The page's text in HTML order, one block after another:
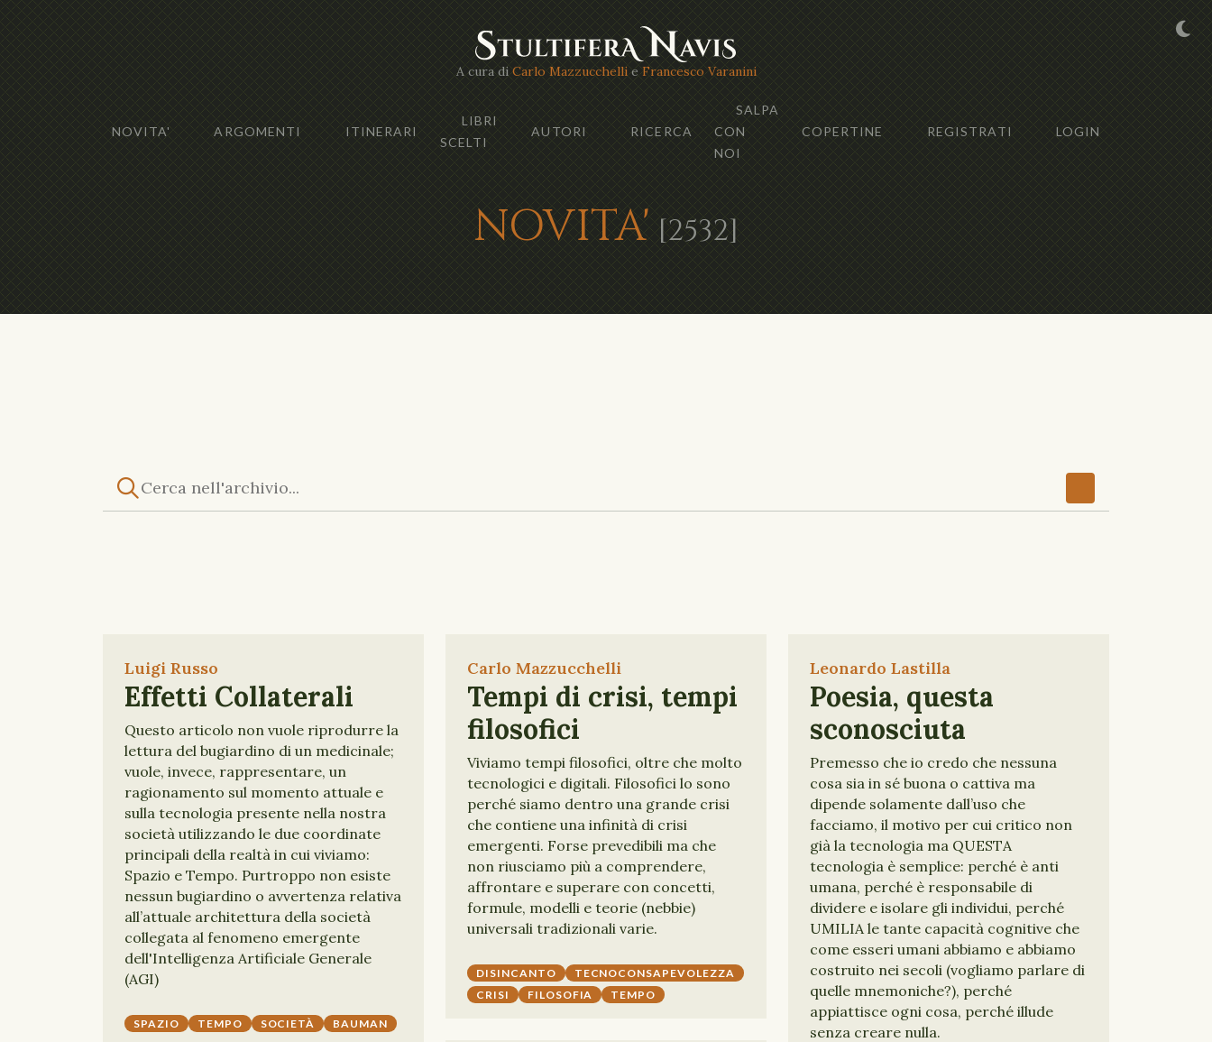
A cura di Carlo Mazzucchellie Francesco Varanini
NOVITA' ARGOMENTI ITINERARI
LIBRI
SCELTI
AUTORI RICERCA
SALPA
CON
NOI
COPERTINE REGISTRATI LOGIN
NOVITA' [2532]
Luigi Russo
Effetti Collaterali
Questo articolo non vuole riprodurre la
lettura del bugiardino di un medicinale;
vuole, invece, rappresentare, un
ragionamento sul momento attuale e
sulla tecnologia presente nella nostra
società utilizzando le due coordinate
principali della realtà in cui viviamo:
Spazio e Tempo. Purtroppo non esiste
nessun bugiardino o avvertenza relativa
all’attuale architettura della società
collegata al fenomeno emergente
dell'Intelligenza Artificiale Generale
(AGI)
SPAZIO TEMPO SOCIETÀ BAUMAN
Carlo Mazzucchelli
Tempi di crisi, tempi
filosofici
Viviamo tempi filosofici, oltre che molto
tecnologici e digitali. Filosofici lo sono
perché siamo dentro una grande crisi
che contiene una infinità di crisi
emergenti. Forse prevedibili ma che
non riusciamo più a comprendere,
affrontare e superare con concetti,
formule, modelli e teorie (nebbie)
universali tradizionali varie.
DISINCANTO
TECNOCONSAPEVOLEZZA
CRISI
FILOSOFIA TEMPO
Leonardo Lastilla
Poesia, questa
sconosciuta
Premesso che io credo che nessuna
cosa sia in sé buona o cattiva ma
dipende solamente dall’uso che
facciamo, il motivo per cui critico non
già la tecnologia ma QUESTA
tecnologia è semplice: perché è anti
umana, perché è responsabile di
dividere e isolare gli individui, perché
UMILIA le tante capacità cognitive che
come esseri umani abbiamo e abbiamo
costruito nei secoli (vogliamo parlare di
quelle mnemoniche?), perché
appiattisce ogni cosa, perché illude
senza creare nulla.